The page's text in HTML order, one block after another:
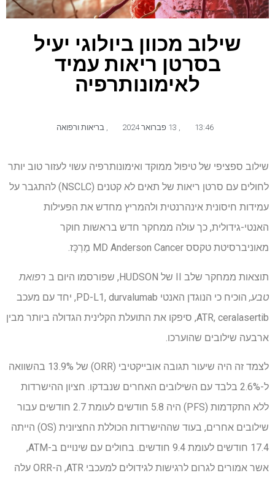
שילוב מכוון ביולוגי יעיל
בסרטן ריאות עמיד
לאימונותרפיה
13:46 בריאות ורפואה
שילוב ספציפי של טיפול ממוקד ואימונותרפיה עשוי לעזור טוב יותר
לחולים עם סרטן ריאות של תאים לא קטנים (NSCLC) להתגבר על
עמידות חיסונית אינהרנטית ולהמריץ מחדש את הפעילות
האנטי-גידולית, כך עולה ממחקר חדש בראשות חוקר
מאוניברסיטת טקסס MD Anderson Cancer מֶרְכָּז.
תוצאות ממחקר שלב II של HUDSON, שפורסמו היום ב
רפואת
טבע,
הוכיח כי הנוגדן האנטי PD-L1, durvalumab, יחד עם מעכב
ATR, ceralasertib, סיפקו את התועלת הקלינית הגדולה ביותר מבין
ארבעה שילובים שהוערכו.
לצמד זה היה שיעור תגובה אובייקטיבי (ORR) של 13.9% בהשוואה
ל-2.6% בלבד עם השילובים האחרים שנבדקו. חציון ההישרדות
ללא התקדמות (PFS) היה 5.8 חודשים לעומת 2.7 חודשים עבור
שילובים אחרים, בעוד שההישרדות הכוללת החציונית (OS) הייתה
17.4 חודשים לעומת 9.4 חודשים. בחולים עם שינויים ב-ATM,
אשר אמורים לגרום לרגישות לגידולים למעכבי ATR, ה-ORR עלה